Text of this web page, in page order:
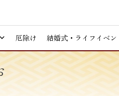
厄除け 結婚式・ライフイベン